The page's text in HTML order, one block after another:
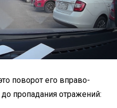
поворот его вправо-
пропадания отражений: